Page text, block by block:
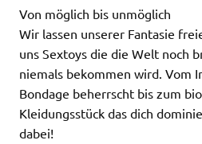
Von möglich bis unmöglich
Wir lassen unserer Fantasie
uns Sextoys die die Welt noch
niemals bekommen wird. Vom
Bondage beherrscht bis zum
Kleidungsstück das dich
dabei!